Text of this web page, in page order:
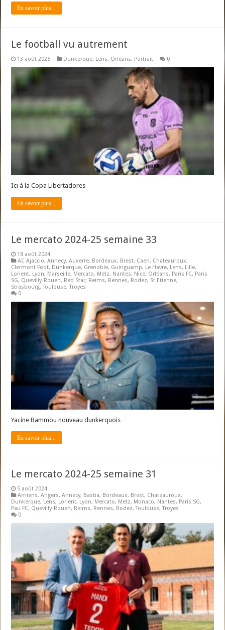
En savoir plus...
Le football vu autrement
13 août 2025 Dunkerque, Lens, Orléans, Portrait 0
Ici à la Copa Libertadores
En savoir plus...
Le mercato 2024-25 semaine 33
18 août 2024
AC Ajaccio,Annecy,Auxerre, Bordeaux, Brest, Caen, Chateauroux,
Clermont Foot, Dunkerque, Grenoble, Guinguamp, Le Havre, Lens, Lille,
Lorient, Lyon, Marseille, Mercato, Metz, Nantes, Nice, Orléans, Paris FC, Paris
SG, Quevilly-Rouen, Red Star, Reims, Rennes, Rodez, St Etienne,
Strasbourg,Toulouse,Troyes
0
Yacine Bammou nouveau dunkerquois
En savoir plus...
Le mercato 2024-25 semaine 31
5 août 2024
Amiens,Angers,Annecy, Bastia, Bordeaux, Brest, Chateauroux,
Dunkerque, Lens, Lorient, Lyon, Mercato, Metz, Monaco, Nantes, Paris SG,
Pau FC, Quevilly-Rouen, Reims, Rennes, Rodez,Toulouse,Troyes
0